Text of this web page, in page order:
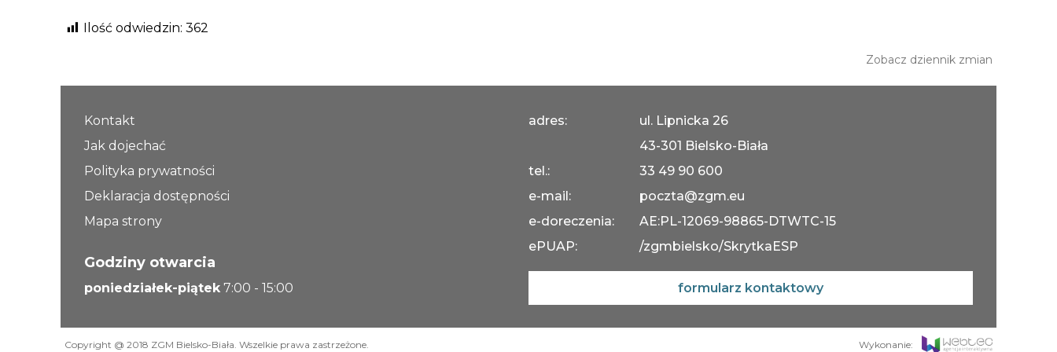
Ilość odwiedzin: 362
Zobacz dziennik zmian
Kontakt
Jak dojechać
Polityka prywatności
Deklaracja dostępności
Mapa strony
Godziny otwarcia
poniedziałek-piątek 7:00 - 15:00
adres:
ul. Lipnicka 26
43-301 Bielsko-Biała
tel.:
33 49 90 600
e-mail:
poczta@zgm.eu
e-doreczenia:
AE:PL-12069-98865-DTWTC-15
ePUAP:
/zgmbielsko/SkrytkaESP
formularz kontaktowy
Copyright @ 2018 ZGM Bielsko-Biała. Wszelkie prawa zastrzeżone. Wykonanie: